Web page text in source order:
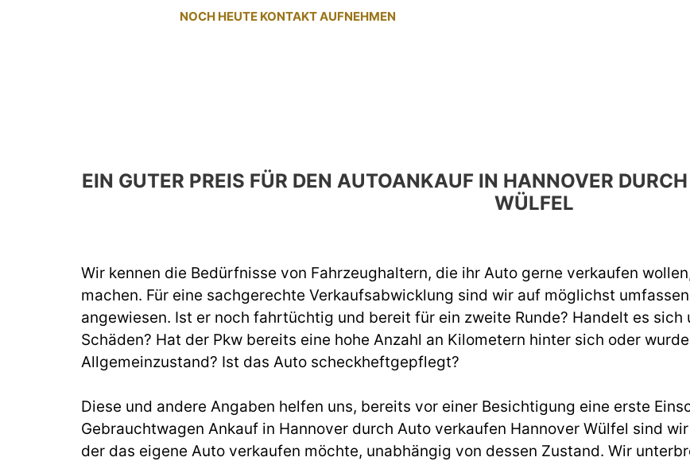
NOCH HEUTE KONTAKT AUFNEHMEN
EIN GUTER PREIS FÜR DEN AUTOANKAUF IN HANNOVER
WÜLFEL
Wir kennen die Bedürfnisse von Fahrzeughaltern, die ihr Auto gerne verkaufen
machen. Für eine sachgerechte Verkaufsabwicklung sind wir auf möglichst
angewiesen. Ist er noch fahrtüchtig und bereit für ein zweite Runde? Handelt es
Schäden? Hat der Pkw bereits eine hohe Anzahl an Kilometern hinter sich oder
Allgemeinzustand? Ist das Auto scheckheftgepflegt?
Diese und andere Angaben helfen uns, bereits vor einer Besichtigung eine erste
Gebrauchtwagen Ankauf in Hannover durch Auto verkaufen Hannover Wülfel sind
der das eigene Auto verkaufen möchte, unabhängig von dessen Zustand. Wir